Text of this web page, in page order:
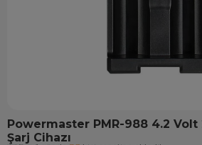
Powermaster PMR-988 4.2 Volt
Şarj Cihazı